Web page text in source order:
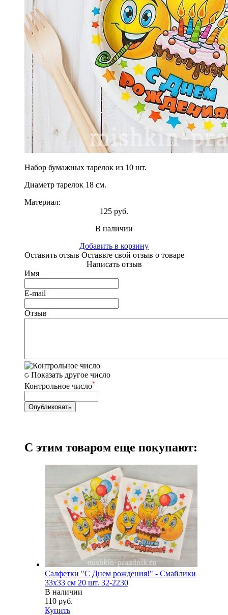
Набор бумажных тарелок из 10 шт.
Диаметр тарелок 18 см.
Материал:
125 руб.
В наличии
Добавить в корзину
Оставить отзыв Оставьте свой отзыв о товаре
Написать отзыв
Имя
E-mail
Отзыв
Показать другое число
Контрольное число*
С этим товаром еще покупают:
Салфетки "С Днем рождения!" - Смайлики
33х33 см 20 шт. 32-2230
В наличии
110 руб.
Купить